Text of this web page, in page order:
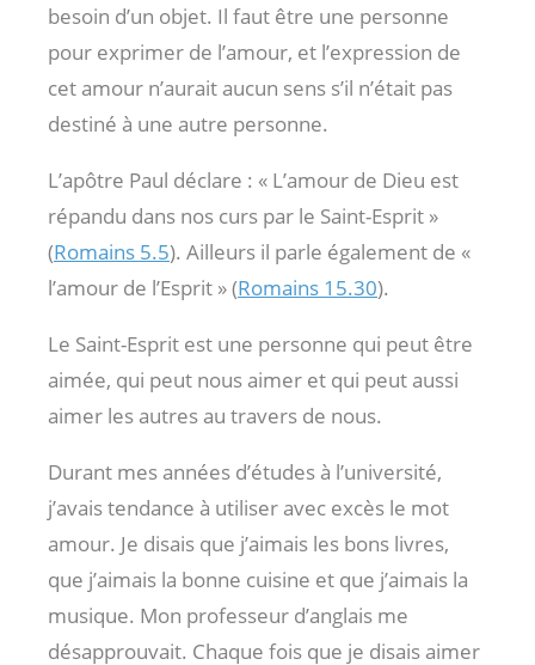
besoin d’un objet. Il faut être une personne
pour exprimer de l’amour, et l’expression de
cet amour n’aurait aucun sens s’il n’était pas
destiné à une autre personne.
L’apôtre Paul déclare : « L’amour de Dieu est
répandu dans nos curs par le Saint-Esprit »
(Romains 5.5). Ailleurs il parle également de «
l’amour de l’Esprit » (Romains 15.30).
Le Saint-Esprit est une personne qui peut être
aimée, qui peut nous aimer et qui peut aussi
aimer les autres au travers de nous.
Durant mes années d’études à l’université,
j’avais tendance à utiliser avec excès le mot
amour. Je disais que j’aimais les bons livres,
que j’aimais la bonne cuisine et que j’aimais la
musique. Mon professeur d’anglais me
désapprouvait. Chaque fois que je disais aimer